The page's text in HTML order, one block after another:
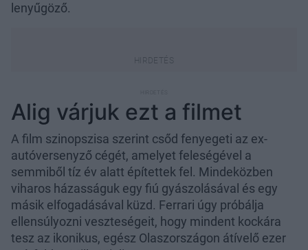
lenyűgöző.
Alig várjuk ezt a filmet
A film szinopszisa szerint csőd fenyegeti az ex-
autóversenyző cégét, amelyet feleségével a
semmiből tíz év alatt építettek fel. Mindeközben
viharos házasságuk egy fiú gyászolásával és egy
másik elfogadásával küzd. Ferrari úgy próbálja
ellensúlyozni veszteségeit, hogy mindent kockára
tesz az ikonikus, egész Olaszországon átívelő ezer